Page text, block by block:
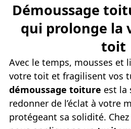
Démoussage
qui prolonge la
toit
Avec le temps, mousses et
votre toit et fragilisent vos
démoussage toiture est la
redonner de l’éclat à votre
protégeant sa solidité.